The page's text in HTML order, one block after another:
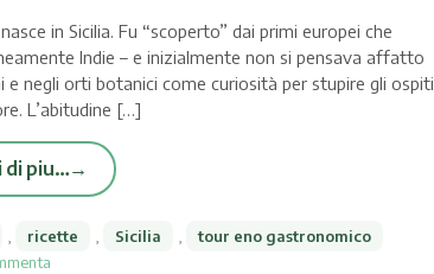
in Sicilia. Fu “scoperto” dai primi europei che
Indie – e inizialmente non si pensava affatto
negli orti botanici come curiosità per stupire gli ospiti
L’abitudine […]
di piu…
ricette Sicilia
tour eno gastronomico